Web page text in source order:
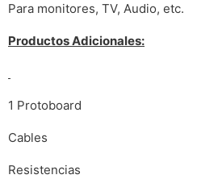
Para monitores, TV, Audio, etc.
Productos Adicionales:
1 Protoboard
Cables
Resistencias